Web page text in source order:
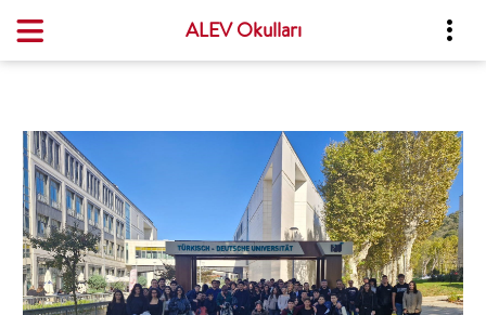
ALEV Okulları